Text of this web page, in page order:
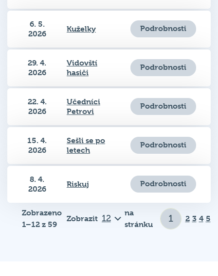
6. 5.
2026
Kuželky Podrobnosti
29. 4.
2026
Vidovští
hasiči
Podrobnosti
22. 4.
2026
Učedníci
Petrovi
Podrobnosti
15. 4.
2026
Sešli se po
letech
Podrobnosti
8. 4.
2026
Riskuj Podrobnosti
Zobrazeno
1–12 z 59
Zobrazit
na
stránku
2 3 4 5